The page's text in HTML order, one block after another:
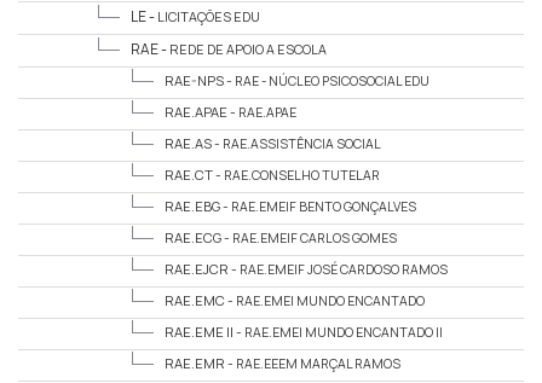
LE - LICITAÇÕES EDU
RAE - REDE DE APOIO A ESCOLA
RAE-NPS - RAE - NÚCLEO PSICOSOCIAL EDU
RAE.APAE - RAE.APAE
RAE.AS - RAE.ASSISTÊNCIA SOCIAL
RAE.CT - RAE.CONSELHO TUTELAR
RAE.EBG - RAE.EMEIF BENTO GONÇALVES
RAE.ECG - RAE.EMEIF CARLOS GOMES
RAE.EJCR - RAE.EMEIF JOSÉ CARDOSO RAMOS
RAE.EMC - RAE.EMEI MUNDO ENCANTADO
RAE.EME II - RAE.EMEI MUNDO ENCANTADO II
RAE.EMR - RAE.EEEM MARÇAL RAMOS